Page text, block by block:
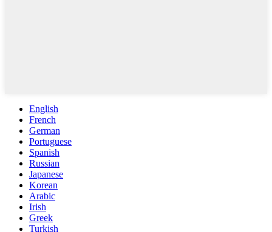
English
French
German
Portuguese
Spanish
Russian
Japanese
Korean
Arabic
Irish
Greek
Turkish